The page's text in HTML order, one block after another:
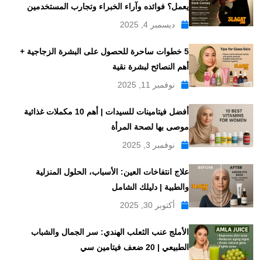
يعمل؟ فوائده وآراء الخبراء وتجارب المستخدمين
ديسمبر 4, 2025
5 خطوات ساحرة للحصول على البشرة الزجاجية +
أهم النصائح لبشرة نقية
نوفمبر 11, 2025
أفضل فيتامينات للسيدات | أهم 10 مكملات غذائية
موصى بها لصحة المرأة
نوفمبر 3, 2025
علاج انتفاخات العين: الأسباب، الحلول المنزلية
والطبية | دليلك الشامل
أكتوبر 30, 2025
الأملج عنب الثعلب الهندي: سر الجمال والشباب
الطبيعي | 20 ضعف فيتامين سي